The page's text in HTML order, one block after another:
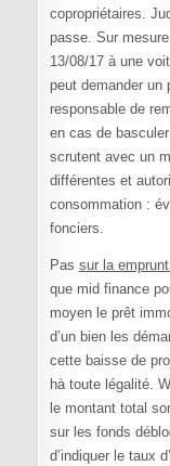
copropriétaires.
passe. Sur
13/08/17 à une
peut demander un
responsable de
en cas de
scrutent avec un
différentes et
consommation :
fonciers.
Pas sur la
que mid finance
moyen le prêt
d’un bien les
cette baisse de
hà toute légalité.
le montant total
sur les fonds
d’indiquer le taux